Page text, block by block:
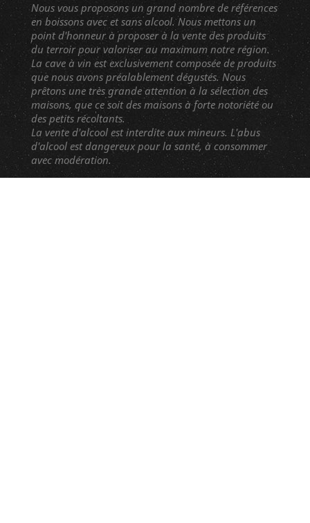
Nous vous proposons un grand nombre de références
en boissons avec et sans alcool. Nous mettons un
point d'honneur à proposer à la vente des produits
du terroir pour valoriser au maximum notre région.
La cave à vin est exclusivement composée de produits
que nous avons préalablement dégustés. Nous
prêtons une très grande attention à la sélection des
maisons, que ce soit des maisons à forte notoriété ou
des petits récoltants.
La vente d'alcool est interdite aux mineurs. L'abus
d'alcool est dangereux pour la santé, à consommer
avec modération.